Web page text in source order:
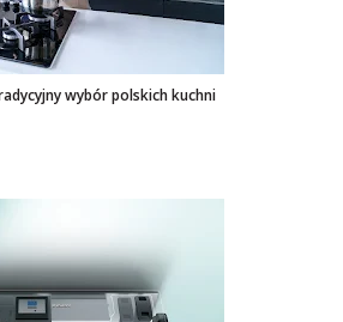
wybór polskich kuchni